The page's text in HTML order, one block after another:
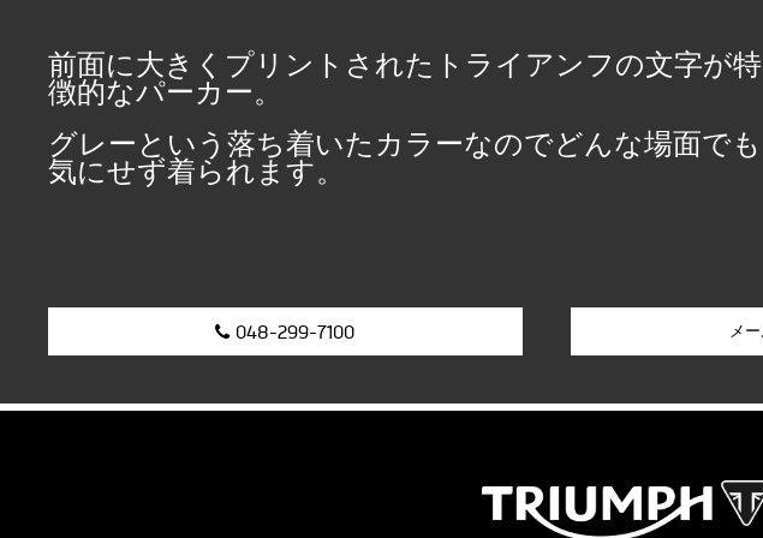
前面に大きくプリントされたトライアンフの文字が特
徴的なパーカー。
グレーという落ち着いたカラーなのでどんな場面でも
気にせず着られます。
048-299-7100